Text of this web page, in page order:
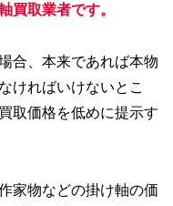
買取業者です。
合、本来であれば本物
ければいけないとこ
取価格を低めに提示す
家物などの掛け軸の価